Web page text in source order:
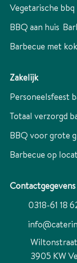
Vegetarische bbq
BBQ aan huis
Barbecue met kok
Zakelijk
Personeelsfeest
Totaal verzorgd
BBQ voor grote
Barbecue op
Contactgegevens
0318-61 18
Wiltonstraat
3905 KW